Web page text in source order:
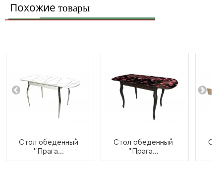
Похожие товары
Стол обеденный
"Прага...
Стол обеденный
"Прага...